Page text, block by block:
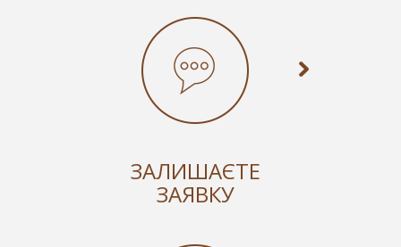
ЗАЛИШАЄТЕ
ЗАЯВКУ